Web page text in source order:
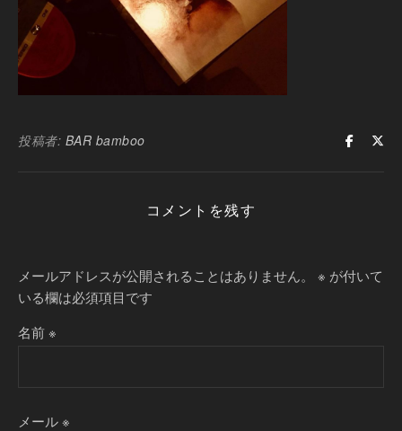
投稿者: BAR bamboo
コメントを残す
メールアドレスが公開されることはありません。 ※ が付いて
いる欄は必須項目です
名前※
メール※